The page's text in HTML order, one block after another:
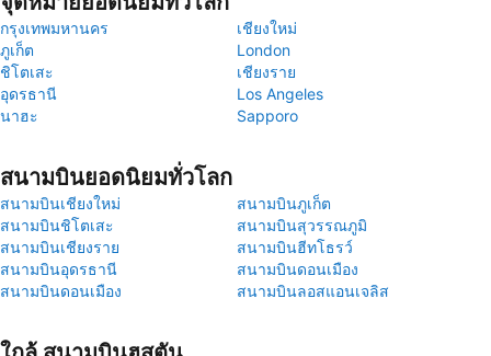
กรุงเทพมหานคร
เชียงใหม่
ภูเก็ต
London
ชิโตเสะ
เชียงราย
อุดรธานี
Los Angeles
นาฮะ
Sapporo
สนามบินยอดนิยมทั่วโลก
สนามบินเชียงใหม่
สนามบินภูเก็ต
สนามบินชิโตเสะ
สนามบินสุวรรณภูมิ
สนามบินเชียงราย
สนามบินฮีทโธรว์
สนามบินอุดรธานี
สนามบินดอนเมือง
สนามบินดอนเมือง
สนามบินลอสแอนเจลิส